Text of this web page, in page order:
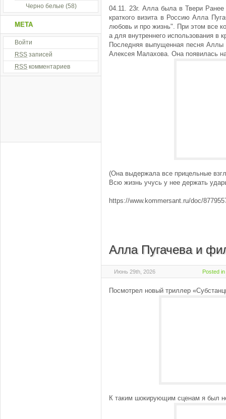
04.11. 23г. Алла была в Твери
краткого визита в Россию Алла
любовь и про жизнь". При этом все
а для внутреннего использования в
Последняя выпущенная песня
Алексея Малахова. Она появилась
(Она выдержала все прицельные
Всю жизнь учусь у нее держать
https://www.kommersant.ru/doc/
Алла Пугачева и
Июнь 29th, 2026 Posted in
Посмотрел новый триллер
К таким шокирующим сценам я был
Черно белые (58)
МЕТА
Войти
RSS записей
RSS комментариев